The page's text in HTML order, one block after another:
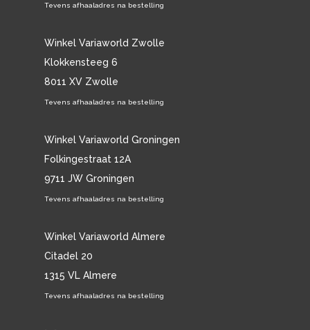
Tevens afhaaladres na bestelling
Winkel Variaworld Zwolle
Klokkensteeg 6
8011 XV Zwolle
Tevens afhaaladres na bestelling
Winkel Variaworld Groningen
Folkingestraat 12A
9711 JW Groningen
Tevens afhaaladres na bestelling
Winkel Variaworld Almere
Citadel 20
1315 VL Almere
Tevens afhaaladres na bestelling